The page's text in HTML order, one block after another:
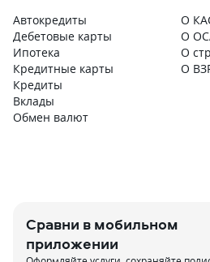
Автокредиты
Дебетовые карты
Ипотека
Кредитные карты
Кредиты
Вклады
Обмен валют
О
О
О
О
Сравни в мобильном
приложении